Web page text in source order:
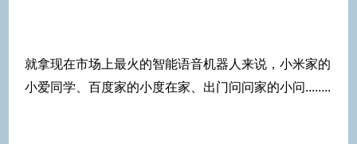
就拿现在市场上最火的智能语音机器人来说，小米家的
小爱同学、百度家的小度在家、出门问问家的小问........